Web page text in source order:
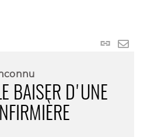
Lien
BAISER D'UNE
INFIRMIÈRE